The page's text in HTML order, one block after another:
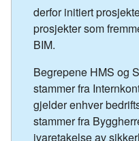
derfor initiert
prosjekter som
BIM.
Begrepene HMS og
stammer fra
gjelder enhver
stammer fra
ivaretakelse av